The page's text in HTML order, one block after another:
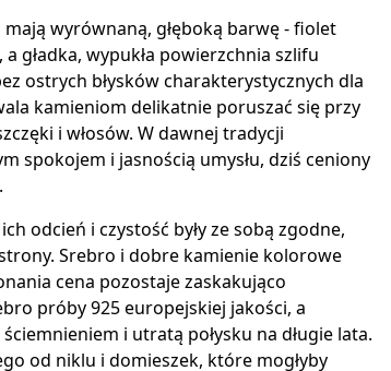
wyrównaną, głęboką barwę - fiolet
gładka, wypukła powierzchnia szlifu
ostrych błysków charakterystycznych dla
kamieniom delikatnie poruszać się przy
i włosów. W dawnej tradycji
spokojem i jasnością umysłu, dziś ceniony
odcień i czystość były ze sobą zgodne,
Srebro i dobre kamienie kolorowe
cena pozostaje zaskakująco
próby 925 europejskiej jakości, a
i utratą połysku na długie lata.
od niklu i domieszek, które mogłyby